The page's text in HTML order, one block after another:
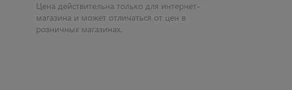
Цена действительна только для интернет-
магазина и может отличаться от цен в
розничных магазинах.